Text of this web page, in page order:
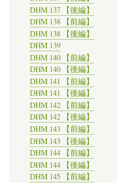
DHM 137 【後編】
DHM 138 【前編】
DHM 138 【後編】
DHM 139
DHM 140 【前編】
DHM 140 【後編】
DHM 141 【前編】
DHM 141 【後編】
DHM 142 【前編】
DHM 142 【後編】
DHM 143 【前編】
DHM 143 【後編】
DHM 144 【前編】
DHM 144 【後編】
DHM 145 【前編】